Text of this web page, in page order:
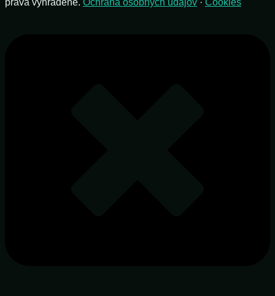
práva vyhradené. Ochrana osobných údajov · Cookies